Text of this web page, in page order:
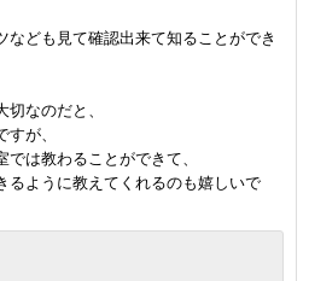
なども見て確認出来て知ることができ
なのだと、
が、
は教わることができて、
るように教えてくれるのも嬉しいで